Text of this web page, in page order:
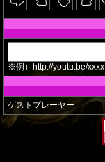
※例）http://youtu.be/xxxx
ゲストプレーヤー